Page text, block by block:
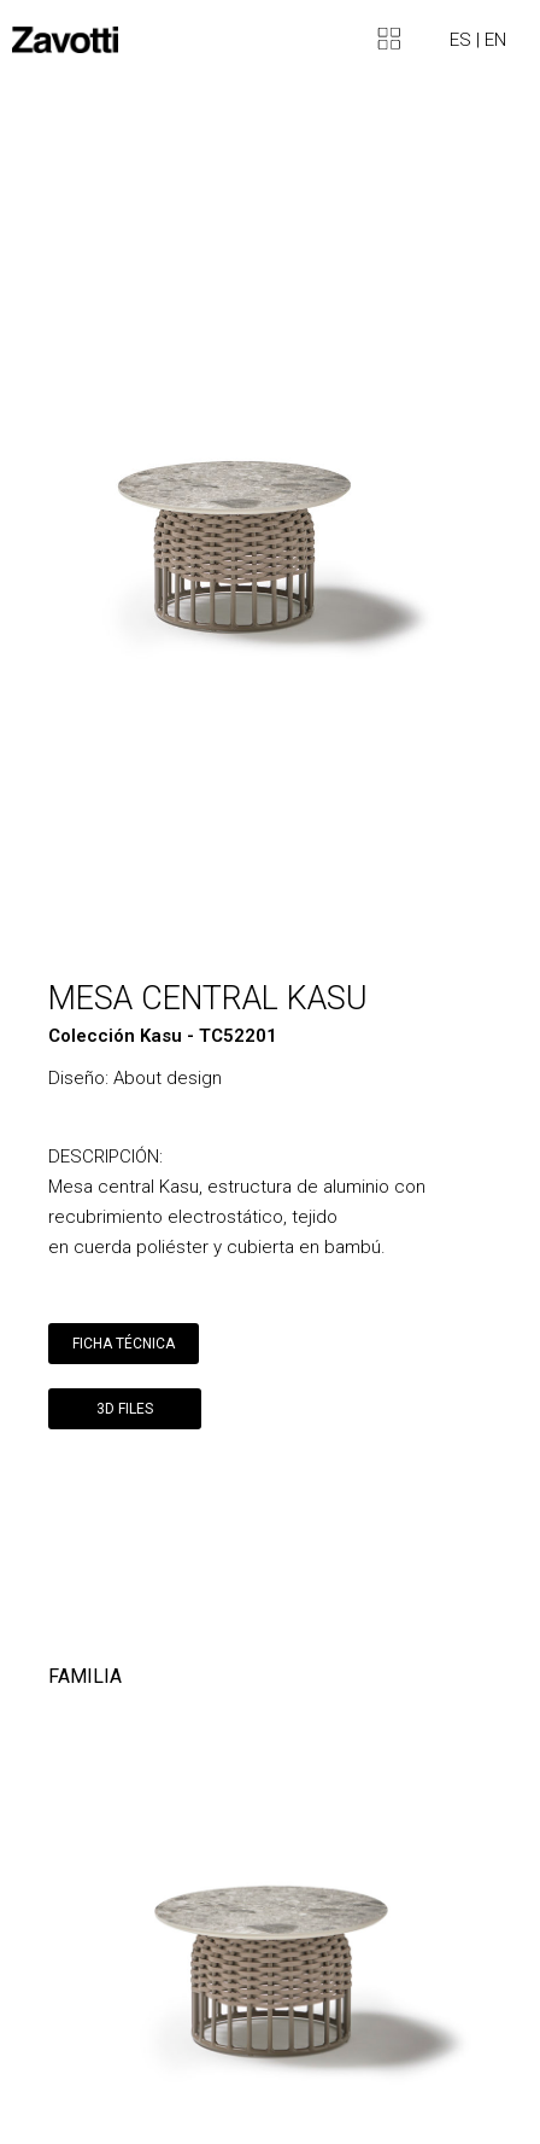
ES | EN
MESA CENTRAL KASU
Colección Kasu - TC52201
Diseño: About design
DESCRIPCIÓN:
Mesa central Kasu, estructura de aluminio con
recubrimiento electrostático, tejido
en cuerda poliéster y cubierta en bambú.
FICHA TÉCNICA
3D FILES
FAMILIA